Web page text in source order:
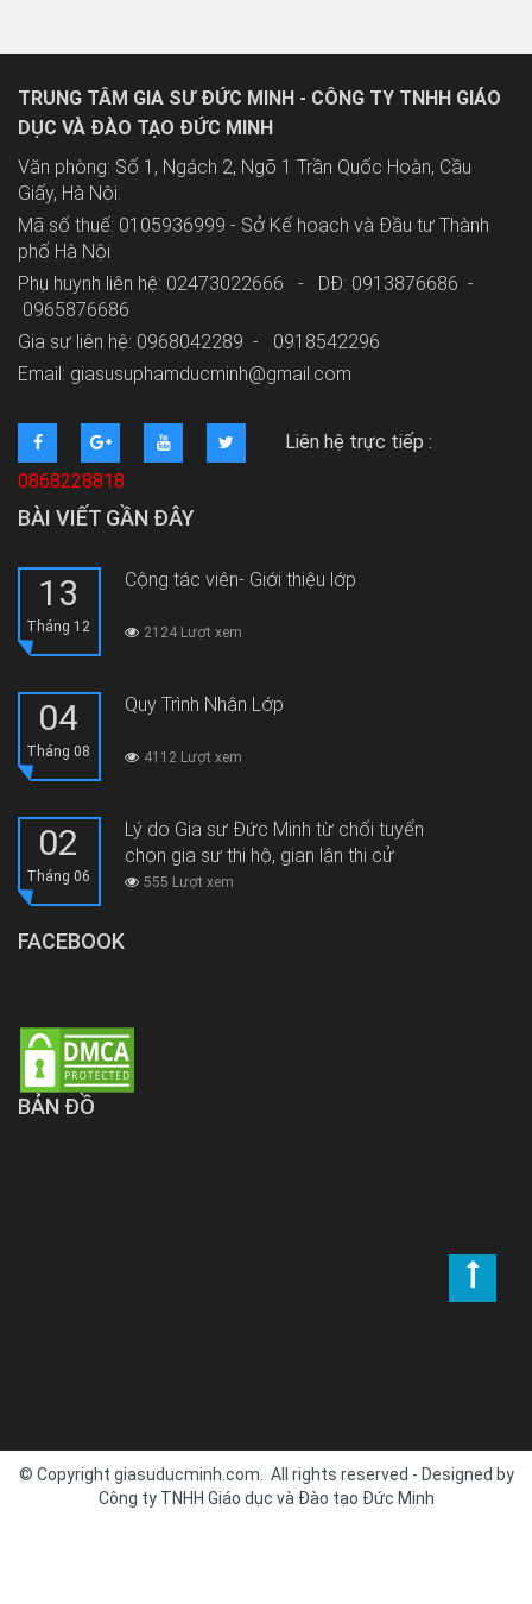
TRUNG TÂM GIA SƯ ĐỨC MINH - CÔNG TY TNHH GIÁO
DỤC VÀ ĐÀO TẠO ĐỨC MINH
Văn phòng: Số 1, Ngách 2, Ngõ 1 Trần Quốc Hoàn, Cầu
Giấy, Hà Nội.
Mã số thuế: 0105936999 - Sở Kế hoạch và Đầu tư Thành
phố Hà Nội
Phụ huynh liên hệ: 02473022666 - DĐ: 0913876686 -
0965876686
Gia sư liên hệ: 0968042289 - 0918542296
Email: giasusuphamducminh@gmail.com
Liên hệ trực tiếp :
0868228818
BÀI VIẾT GẦN ĐÂY
13
Tháng 12
Cộng tác viên- Giới thiệu lớp
2124 Lượt xem
04
Tháng 08
Quy Trình Nhận Lớp
4112 Lượt xem
02
Tháng 06
Lý do Gia sư Đức Minh từ chối tuyển
chọn gia sư thi hộ, gian lận thi cử
555 Lượt xem
FACEBOOK
BẢN ĐỒ
© Copyright giasuducminh.com. All rights reserved - Designed by
Công ty TNHH Giáo dục và Đào tạo Đức Minh